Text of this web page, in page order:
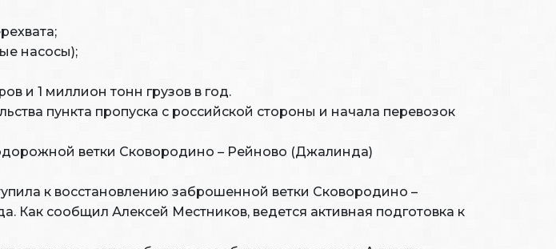
насосы);
и 1 миллион тонн грузов в год.
пункта пропуска с российской стороны и начала перевозок
ветки Сковородино – Рейново (Джалинда)
к восстановлению заброшенной ветки Сковородино –
Как сообщил Алексей Местников, ведется активная подготовка к